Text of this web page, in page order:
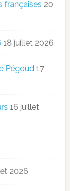
françaises 20
18 juillet 2026
Pégoud 17
16 juillet
2026